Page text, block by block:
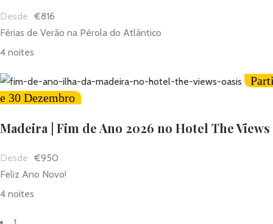
€816
Férias de Verão na Pérola do Atlântico
4 noites
e 30 Dezembro
Madeira | Fim de Ano 2026 no Hotel The Views
€950
Feliz Ano Novo!
4 noites